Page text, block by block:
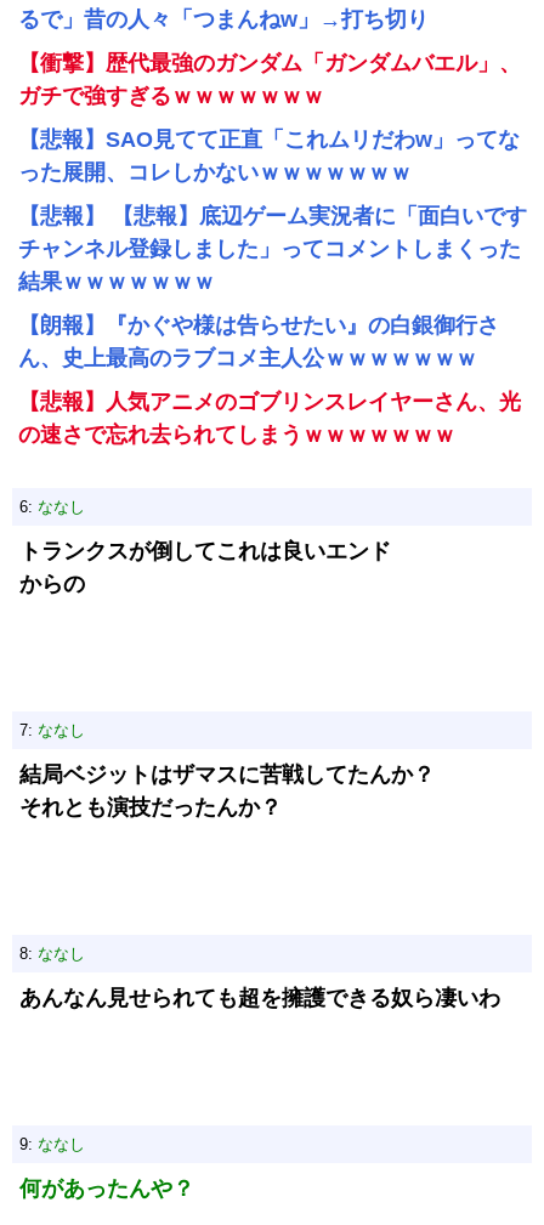
るで」昔の人々「つまんねw」→打ち切り
【衝撃】歴代最強のガンダム「ガンダムバエル」、
ガチで強すぎるｗｗｗｗｗｗｗ
【悲報】SAO見てて正直「これムリだわw」ってな
った展開、コレしかないｗｗｗｗｗｗｗ
【悲報】 【悲報】底辺ゲーム実況者に「面白いです
チャンネル登録しました」ってコメントしまくった
結果ｗｗｗｗｗｗｗ
【朗報】『かぐや様は告らせたい』の白銀御行さ
ん、史上最高のラブコメ主人公ｗｗｗｗｗｗｗ
【悲報】人気アニメのゴブリンスレイヤーさん、光
の速さで忘れ去られてしまうｗｗｗｗｗｗｗ
6: ななし
トランクスが倒してこれは良いエンド
からの
7: ななし
結局ベジットはザマスに苦戦してたんか？
それとも演技だったんか？
8: ななし
あんなん見せられても超を擁護できる奴ら凄いわ
9: ななし
何があったんや？